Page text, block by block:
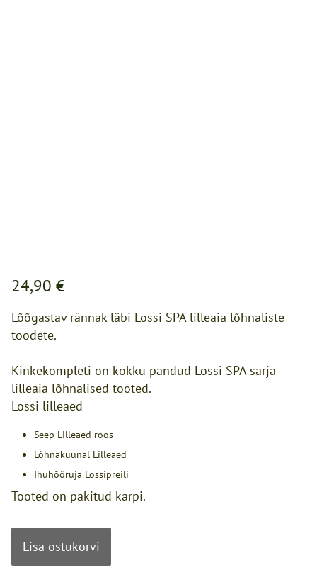
24,90 €
Lõõgastav rännak läbi Lossi SPA lilleaia lõhnaliste
toodete.
Kinkekompleti on kokku pandud Lossi SPA sarja
lilleaia lõhnalised tooted.
Lossi lilleaed
Seep Lilleaed roos
Lõhnaküünal Lilleaed
Ihuhõõruja Lossipreili
Tooted on pakitud karpi.
Lisa ostukorvi